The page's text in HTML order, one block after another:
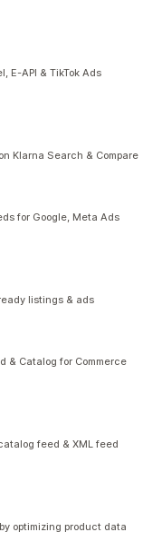
E-API & TikTok Ads
Klarna Search & Compare
for Google, Meta Ads
listings & ads
& Catalog for Commerce
feed & XML feed
optimizing product data